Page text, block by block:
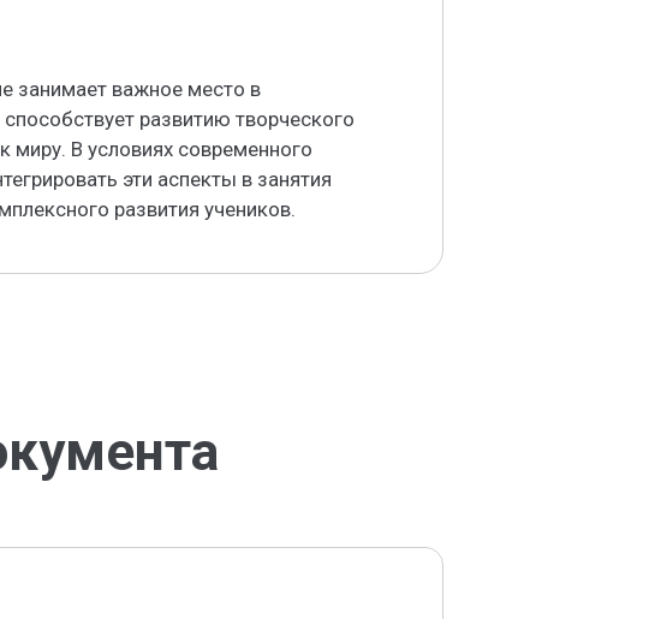
занимает важное место в
развитию творческого
В условиях современного
эти аспекты в занятия
развития учеников.